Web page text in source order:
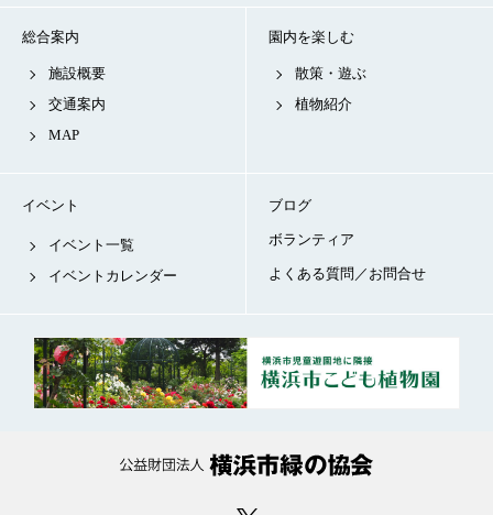
総合案内
施設概要
交通案内
MAP
園内を楽しむ
散策・遊ぶ
植物紹介
イベント
イベント一覧
イベントカレンダー
ブログ
ボランティア
よくある質問／お問合せ